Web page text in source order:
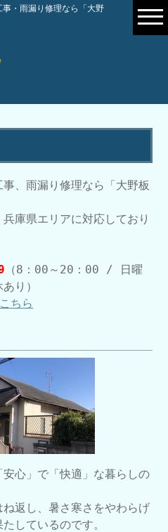
・雨漏り修理なら「大野
、雨漏り修理なら「大野板
庫県エリアに対応しており
（8：00～20：00 / 日曜
り）
ちら
心」で「快適」な暮らしの
返し、暑さ寒さをやわらげ
しているのです。